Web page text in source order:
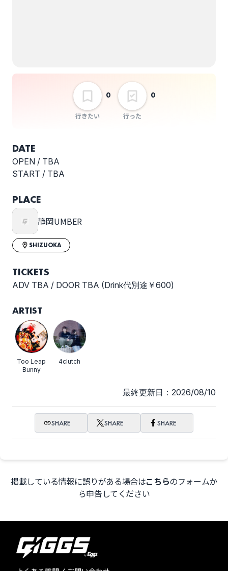
行きたい
0
行った
0
DATE
OPEN / TBA
START / TBA
PLACE
静岡UMBER
SHIZUOKA
TICKETS
ADV TBA / DOOR TBA (Drink代別途￥600)
ARTIST
Too Leap
Bunny
4clutch
最終更新日：2026/08/10
SHARE SHARE SHARE
掲載している情報に誤りがある場合はこちらのフォームか
ら申告してください